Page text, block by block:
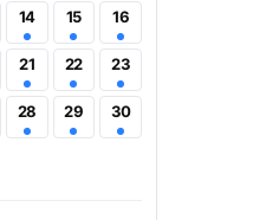
14 15 16
21 22 23
28 29 30